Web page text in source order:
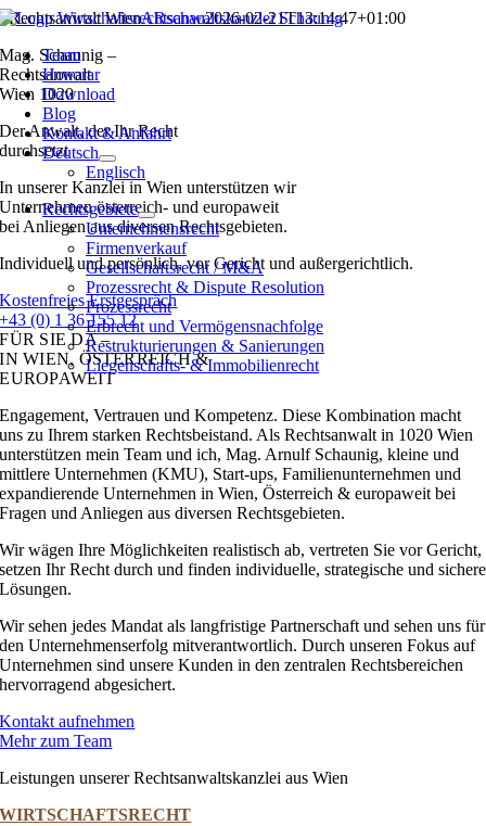
Zum
springen
Team
Honorar
Download
Blog
Kontakt & Anfahrt
Deutsch
Englisch
Rechtsgebiete
Unternehmensrecht
Firmenverkauf
Gesellschaftsrecht / M&A
Prozessrecht & Dispute Resolution
Prozessrecht
Erbrecht und Vermögensnachfolge
Restrukturierungen & Sanierungen
Liegenschafts- & Immobilienrecht
Rechtsanwalt WienARschau2026-02-21T13:14:47+01:00
Mag. Schaunig –
Rechtsanwalt
Wien 1020
Der Anwalt, der Ihr Recht
durchsetzt
In unserer Kanzlei in Wien unterstützen wir
Unternehmen österreich- und europaweit
bei Anliegen aus diversen Rechtsgebieten.
Individuell und persönlich, vor Gericht und außergerichtlich.
Kostenfreies Erstgespräch
+43 (0) 1 36 155 12
FÜR SIE DA –
IN WIEN, ÖSTERREICH &
EUROPAWEIT
Engagement, Vertrauen und Kompetenz. Diese Kombination macht
uns zu Ihrem starken Rechtsbeistand. Als Rechtsanwalt in 1020 Wien
unterstützen mein Team und ich, Mag. Arnulf Schaunig, kleine und
mittlere Unternehmen (KMU), Start-ups, Familienunternehmen und
expandierende Unternehmen in Wien, Österreich & europaweit bei
Fragen und Anliegen aus diversen Rechtsgebieten.
Wir wägen Ihre Möglichkeiten realistisch ab, vertreten Sie vor Gericht,
setzen Ihr Recht durch und finden individuelle, strategische und sichere
Lösungen.
Wir sehen jedes Mandat als langfristige Partnerschaft und sehen uns für
den Unternehmenserfolg mitverantwortlich. Durch unseren Fokus auf
Unternehmen sind unsere Kunden in den zentralen Rechtsbereichen
hervorragend abgesichert.
Kontakt aufnehmen
Mehr zum Team
Leistungen unserer Rechtsanwaltskanzlei aus Wien
WIRTSCHAFTSRECHT